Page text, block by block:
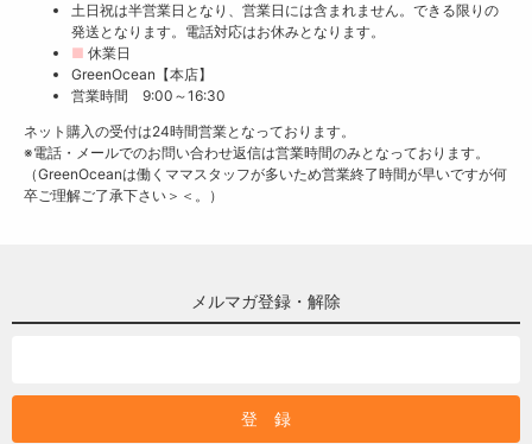
土日祝は半営業日となり、営業日には含まれません。できる限りの
発送となります。電話対応はお休みとなります。
■ 休業日
GreenOcean【本店】
営業時間 9:00～16:30
ネット購入の受付は24時間営業となっております。
※電話・メールでのお問い合わせ返信は営業時間のみとなっております。
（GreenOceanは働くママスタッフが多いため営業終了時間が早いですが何
卒ご理解ご了承下さい＞＜。）
メルマガ登録・解除